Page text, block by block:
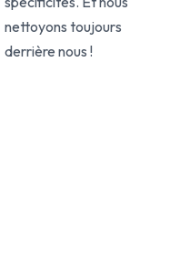
nettoyons toujours
derrière nous !